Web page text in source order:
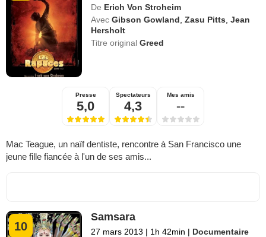
De Erich Von Stroheim
Avec Gibson Gowland ,Zasu Pitts ,Jean
Hersholt
Titre originalGreed
Presse
5,0
Spectateurs
4,3
Mes amis
--
Mac Teague, un naïf dentiste, rencontre à San Francisco une
jeune fille fiancée à l'un de ses amis...
10
Samsara
27 mars 2013 | 1h 42min | Documentaire